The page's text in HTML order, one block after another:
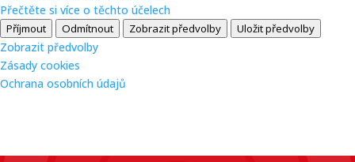
Přečtěte si více o těchto účelech
Příjmout Odmítnout Zobrazit předvolby Uložit předvolby
Zobrazit předvolby
Zásady cookies
Ochrana osobních údajů